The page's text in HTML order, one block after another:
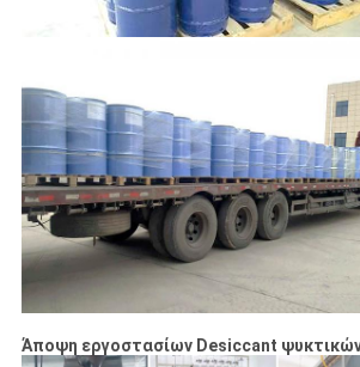
Άποψη εργοστασίων Desiccant